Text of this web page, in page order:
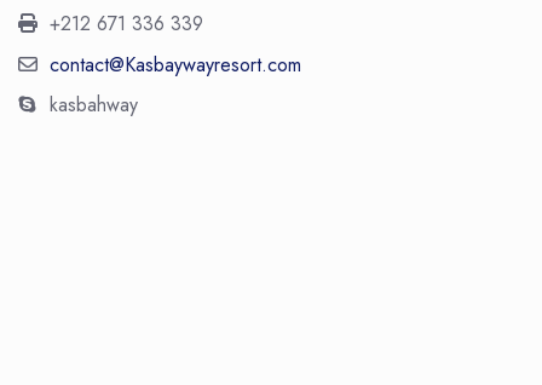
+212 671 336 339
contact@Kasbaywayresort.com
kasbahway